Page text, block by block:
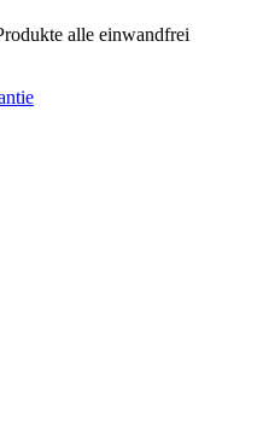
alle einwandfrei